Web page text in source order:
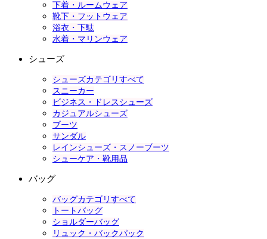
下着・ルームウェア
靴下・フットウェア
浴衣・下駄
水着・マリンウェア
シューズ
シューズカテゴリすべて
スニーカー
ビジネス・ドレスシューズ
カジュアルシューズ
ブーツ
サンダル
レインシューズ・スノーブーツ
シューケア・靴用品
バッグ
バッグカテゴリすべて
トートバッグ
ショルダーバッグ
リュック・バックパック